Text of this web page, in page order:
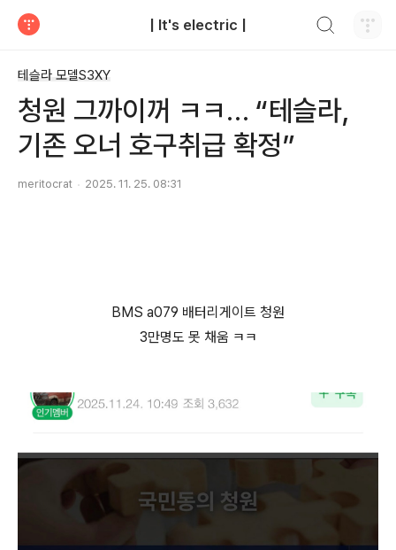
| It's electric |
테슬라 모델S3XY
청원 그까이꺼 ㅋㅋ… “테슬라,
기존 오너 호구취급 확정”
meritocrat 2025. 11. 25. 08:31
BMS a079 배터리게이트 청원
3만명도 못 채움 ㅋㅋ